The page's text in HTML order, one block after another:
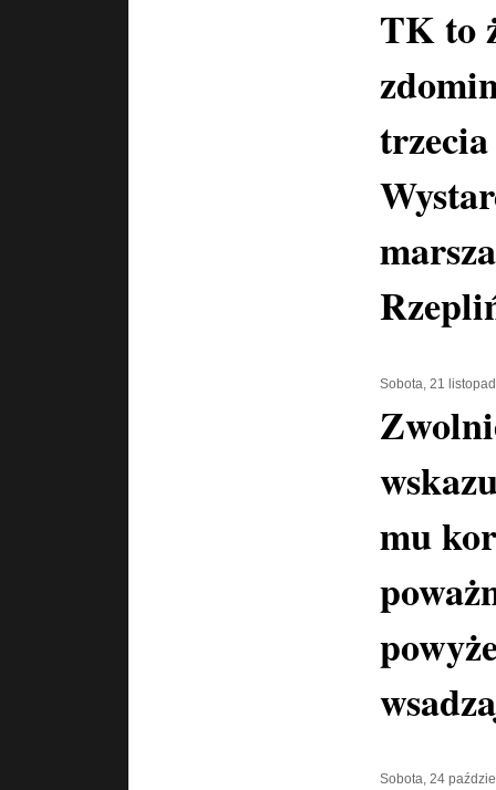
TK to
Sobota, 21
mu
Sobota, 24